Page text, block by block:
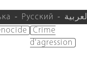
Русский العربية
Crime
d'agression